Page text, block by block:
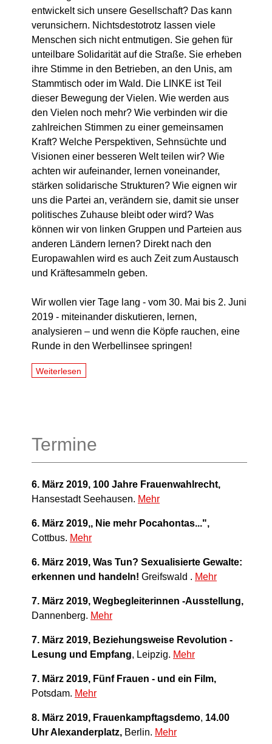
entwickelt sich unsere Gesellschaft? Das kann
verunsichern. Nichtsdestotrotz lassen viele
Menschen sich nicht entmutigen. Sie gehen für
unteilbare Solidarität auf die Straße. Sie erheben
ihre Stimme in den Betrieben, an den Unis, am
Stammtisch oder im Wald. Die LINKE ist Teil
dieser Bewegung der Vielen. Wie werden aus
den Vielen noch mehr? Wie verbinden wir die
zahlreichen Stimmen zu einer gemeinsamen
Kraft? Welche Perspektiven, Sehnsüchte und
Visionen einer besseren Welt teilen wir? Wie
achten wir aufeinander, lernen voneinander,
stärken solidarische Strukturen? Wie eignen wir
uns die Partei an, verändern sie, damit sie unser
politisches Zuhause bleibt oder wird? Was
können wir von linken Gruppen und Parteien aus
anderen Ländern lernen? Direkt nach den
Europawahlen wird es auch Zeit zum Austausch
und Kräftesammeln geben.
Wir wollen vier Tage lang - vom 30. Mai bis 2. Juni
2019 - miteinander diskutieren, lernen,
analysieren – und wenn die Köpfe rauchen, eine
Runde in den Werbellinsee springen!
Weiterlesen
Termine
6. März 2019, 100 Jahre Frauenwahlrecht,
Hansestadt Seehausen. Mehr
6. März 2019,, Nie mehr Pocahontas...",
Cottbus. Mehr
6. März 2019, Was Tun? Sexualisierte Gewalte:
erkennen und handeln! Greifswald . Mehr
7. März 2019, Wegbegleiterinnen -Ausstellung,
Dannenberg. Mehr
7. März 2019, Beziehungsweise Revolution -
Lesung und Empfang, Leipzig. Mehr
7. März 2019, Fünf Frauen - und ein Film,
Potsdam. Mehr
8. März 2019, Frauenkampftagsdemo, 14.00
Uhr Alexanderplatz, Berlin. Mehr